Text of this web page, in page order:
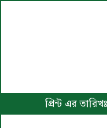
প্রিন্ট এর